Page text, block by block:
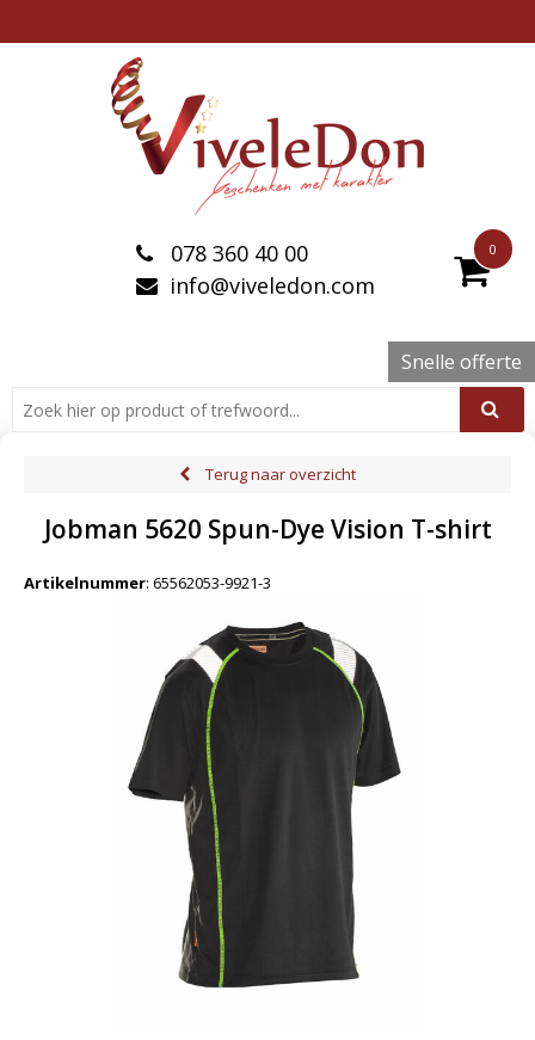
0
078 360 40 00
info@viveledon.com
Snelle offerte
Terug naar overzicht
Jobman 5620 Spun-Dye Vision T-shirt
Artikelnummer: 65562053-9921-3